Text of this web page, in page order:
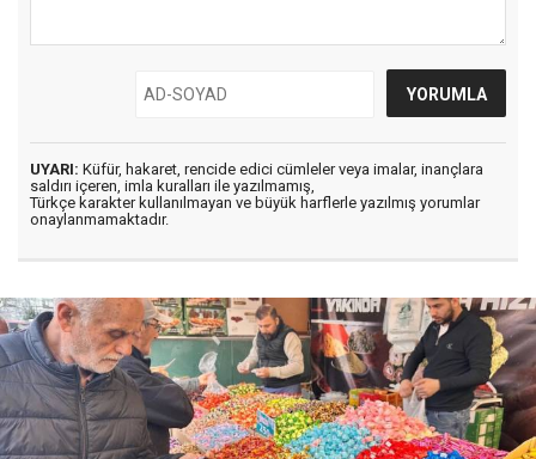
UYARI: Küfür, hakaret, rencide edici cümleler veya imalar, inançlara
saldırı içeren, imla kuralları ile yazılmamış,
Türkçe karakter kullanılmayan ve büyük harflerle yazılmış yorumlar
onaylanmamaktadır.